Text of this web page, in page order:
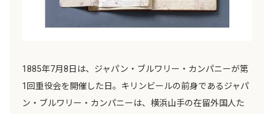
1885年7月8日は、ジャパン・ブルワリー・カンパニーが第
1回重役会を開催した日。キリンビールの前身であるジャパ
ン・ブルワリー・カンパニーは、横浜山手の在留外国人た